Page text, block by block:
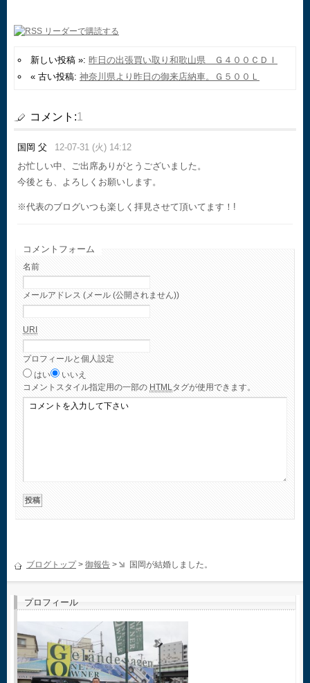
新しい投稿 »: 昨日の出張買い取り和歌山県 Ｇ４００ＣＤＩ
« 古い投稿: 神奈川県より昨日の御来店納車。Ｇ５００Ｌ
コメント:1
国岡 父
12-07-31 (火) 14:12
お忙しい中、ご出席ありがとうございました。
今後とも、よろしくお願いします。
※代表のブログいつも楽しく拝見させて頂いてます！!
コメントフォーム
名前
メールアドレス (メール (公開されません))
URI
プロフィールと個人設定
はい
いいえ
コメント スタイル指定用の一部の HTML タグが使用できます。
ブログトップ> 御報告 > 国岡が結婚しました。
プロフィール